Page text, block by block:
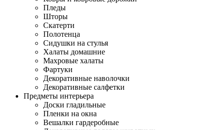
Пледы
Шторы
Скатерти
Полотенца
Сидушки на стулья
Халаты домашние
Махровые халаты
Фартуки
Декоративные наволочки
Декоративные салфетки
Предметы интерьера
Доски гладильные
Пленки на окна
Вешалки гардеробные